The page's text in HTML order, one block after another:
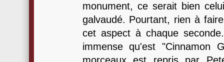
monument, ce serait bien
galvaudé. Pourtant, rien à
cet aspect à chaque
immense qu'est "Cinnamon